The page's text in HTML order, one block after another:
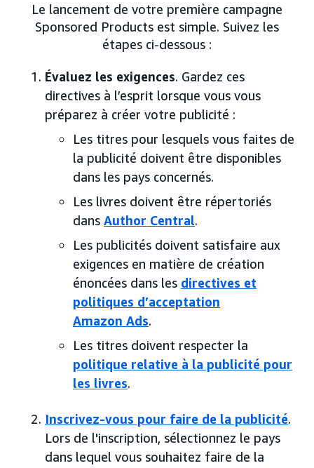
Le lancement de votre première campagne
Sponsored Products est simple. Suivez les
étapes ci-dessous :
Évaluez les exigences. Gardez ces
directives à l’esprit lorsque vous vous
préparez à créer votre publicité :
Les titres pour lesquels vous faites de
la publicité doivent être disponibles
dans les pays concernés.
Les livres doivent être répertoriés
dans Author Central.
Les publicités doivent satisfaire aux
exigences en matière de création
énoncées dans les directives et
politiques d’acceptation
Amazon Ads.
Les titres doivent respecter la
politique relative à la publicité pour
les livres.
Inscrivez-vous pour faire de la publicité.
Lors de l'inscription, sélectionnez le pays
dans lequel vous souhaitez faire de la